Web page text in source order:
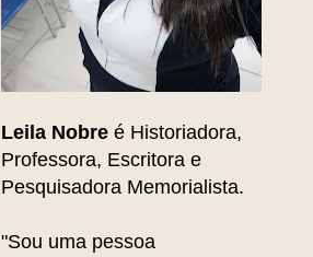
Leila Nobre é Historiadora,
Professora, Escritora e
Pesquisadora Memorialista.
"Sou uma pessoa